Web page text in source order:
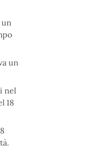
un
un
nel
18